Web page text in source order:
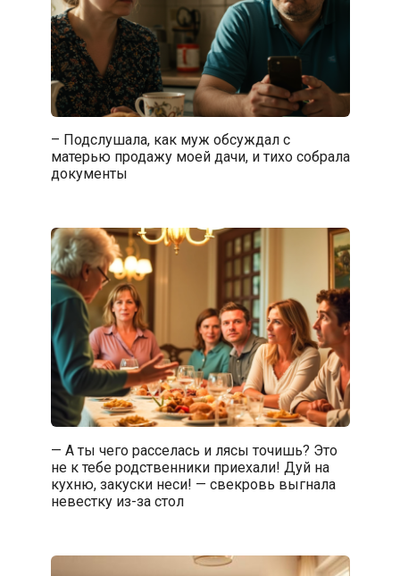
– Подслушала, как муж обсуждал с
матерью продажу моей дачи, и тихо собрала
документы
— А ты чего расселась и лясы точишь? Это
не к тебе родственники приехали! Дуй на
кухню, закуски неси! — свекровь выгнала
невестку из-за стол